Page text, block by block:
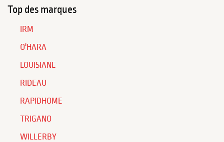
Top des marques
IRM
O'HARA
LOUISIANE
RIDEAU
RAPIDHOME
TRIGANO
WILLERBY